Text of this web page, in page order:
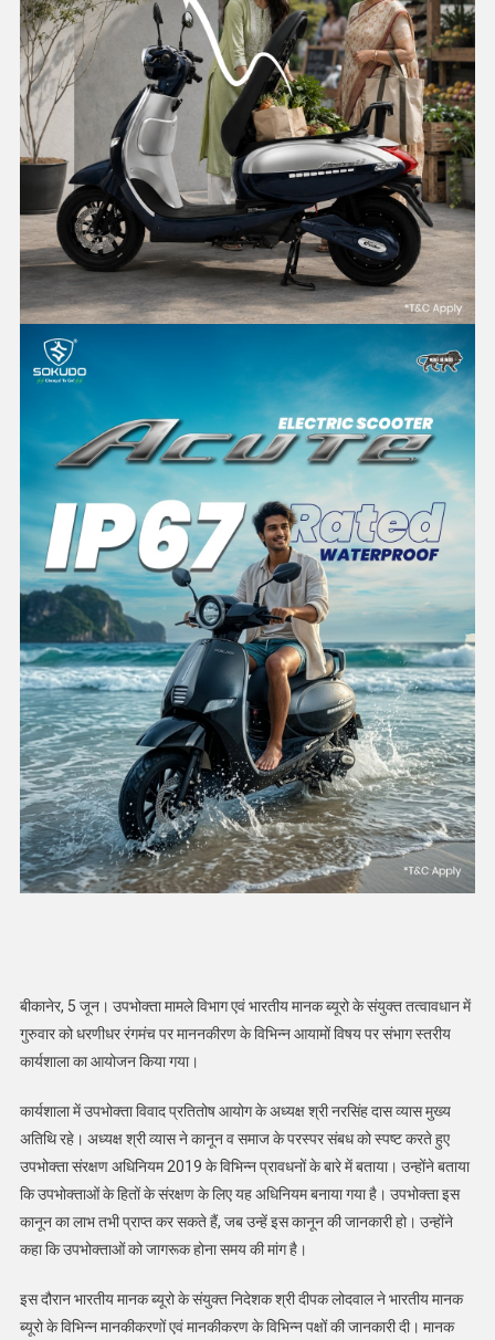
बीकानेर, 5 जून। उपभोक्ता मामले विभाग एवं भारतीय मानक ब्यूरो के संयुक्त तत्वावधान में
गुरुवार को धरणीधर रंगमंच पर माननकीरण के विभिन्न आयामों विषय पर संभाग स्तरीय
कार्यशाला का आयोजन किया गया।
कार्यशाला में उपभोक्ता विवाद प्रतितोष आयोग के अध्यक्ष श्री नरसिंह दास व्यास मुख्य
अतिथि रहे। अध्यक्ष श्री व्यास ने कानून व समाज के परस्पर संबध को स्पष्ट करते हुए
उपभोक्ता संरक्षण अधिनियम 2019 के विभिन्न प्रावधनों के बारे में बताया। उन्होंने बताया
कि उपभोक्ताओं के हितों के संरक्षण के लिए यह अधिनियम बनाया गया है। उपभोक्ता इस
कानून का लाभ तभी प्राप्त कर सकते हैं, जब उन्हें इस कानून की जानकारी हो। उन्होंने
कहा कि उपभोक्ताओं को जागरूक होना समय की मांग है।
इस दौरान भारतीय मानक ब्यूरो के संयुक्त निदेशक श्री दीपक लोदवाल ने भारतीय मानक
ब्यूरो के विभिन्न मानकीकरणों एवं मानकीकरण के विभिन्न पक्षों की जानकारी दी। मानक